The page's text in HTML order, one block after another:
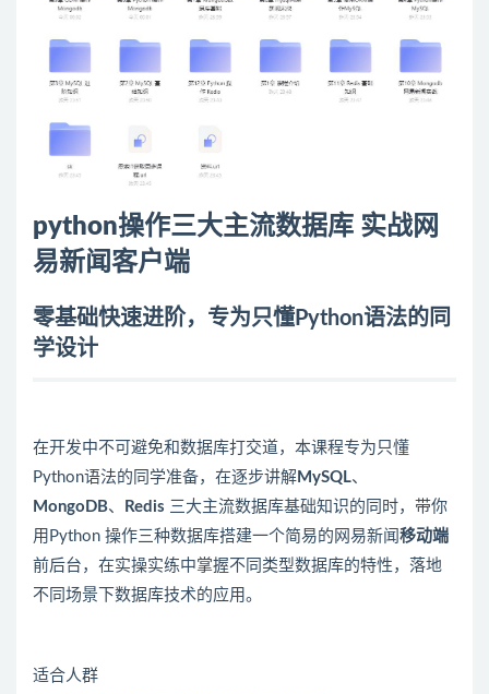
python操作三大主流数据库 实战网
易新闻客户端
零基础快速进阶，专为只懂Python语法的同
学设计
在开发中不可避免和数据库打交道，本课程专为只懂
Python语法的同学准备，在逐步讲解 MySQL、
MongoDB、 Redis 三大主流数据库基础知识的同时，带你
用Python 操作三种数据库搭建一个简易的网易新闻 移动端
前后台，在实操实练中掌握不同类型数据库的特性，落地
不同场景下数据库技术的应用。
适合人群